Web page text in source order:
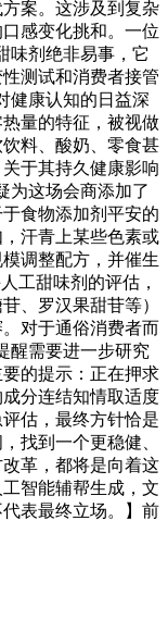
案。这涉及到复杂
感变化挑和。一位
味剂绝非易事，它
测试和消费者接管
健康认知的日益深
量的特征，被视做
料、酸奶、零食甚
于其持久健康影响
为这场会商添加了
食物添加剂平安的
汗青上某些色素或
调整配方，并催生
工甜味剂的评估，
、罗汉果甜苷等）
对于通俗消费者而
醒需要进一步研究
的提示：正在押求
分连结知情取适度
估，最终方针恰是
找到一个更稳健、
革，都将是向着这
智能辅帮生成，文
表最终立场。】前